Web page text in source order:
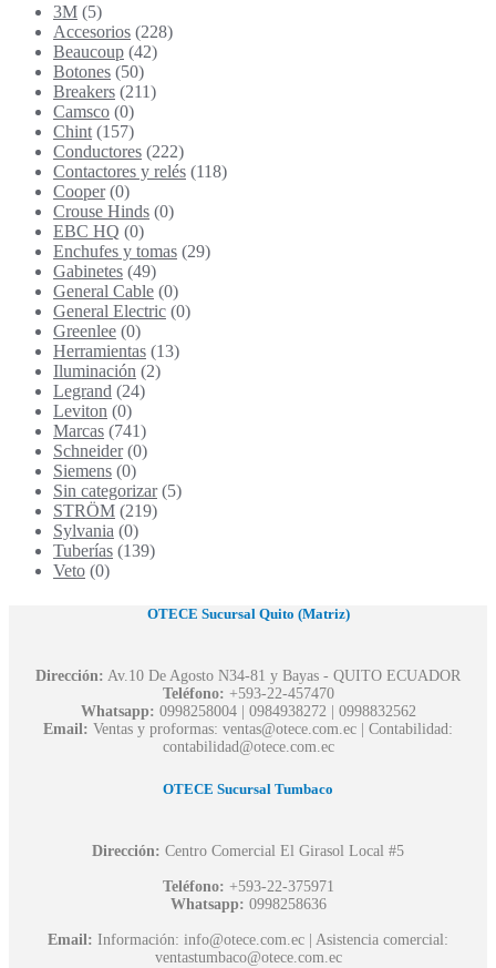
3M (5)
Accesorios (228)
Beaucoup (42)
Botones (50)
Breakers (211)
Camsco (0)
Chint (157)
Conductores (222)
Contactores y relés (118)
Cooper (0)
Crouse Hinds (0)
EBC HQ (0)
Enchufes y tomas (29)
Gabinetes (49)
General Cable (0)
General Electric (0)
Greenlee (0)
Herramientas (13)
Iluminación (2)
Legrand (24)
Leviton (0)
Marcas (741)
Schneider (0)
Siemens (0)
Sin categorizar (5)
STRÖM (219)
Sylvania (0)
Tuberías (139)
Veto (0)
OTECE Sucursal Quito (Matriz)
Dirección: Av.10 De Agosto N34-81 y Bayas - QUITO ECUADOR
Teléfono: +593-22-457470
Whatsapp: 0998258004 | 0984938272 | 0998832562
Email: Ventas y proformas: ventas@otece.com.ec | Contabilidad:
contabilidad@otece.com.ec
OTECE Sucursal Tumbaco
Dirección: Centro Comercial El Girasol Local #5
Teléfono: +593-22-375971
Whatsapp: 0998258636
Email: Información: info@otece.com.ec | Asistencia comercial:
ventastumbaco@otece.com.ec